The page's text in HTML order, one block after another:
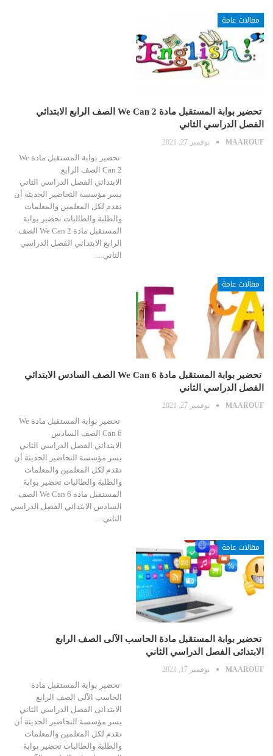
مقالات عامة
تحضير بوابة المستقبل مادة We Can 2 الصف الرابع الابتدائي
الفصل الدراسي الثاني
MAAROUF نوفمبر 27, 2021
تحضير بوابة المستقبل مادة We
Can 2 الصف الرابع
الابتدائي الفصل الدراسي الثاني
يسر مؤسسة التحاضير الحديثة أن
تقدم لكل المعلمين والمعلمات
والطلبة والطالبات تحضير بوابة
المستقبل مادة We Can 2 الصف
الرابع الابتدائي الفصل الدراسي
الثاني…
مقالات عامة
تحضير بوابة المستقبل مادة We Can 6 الصف السادس الابتدائي
الفصل الدراسي الثاني
MAAROUF نوفمبر 27, 2021
تحضير بوابة المستقبل مادة We
Can 6 الصف السادس
الابتدائي الفصل الدراسي الثاني
يسر مؤسسة التحاضير الحديثة أن
تقدم لكل المعلمين والمعلمات
والطلبة والطالبات تحضير بوابة
المستقبل مادة We Can 6 الصف
السادس الابتدائي الفصل الدراسي
الثاني…
مقالات عامة
تحضير بوابة المستقبل مادة الحاسب الآلى الصف الرابع
الابتدائى الفصل الدراسي الثاني
MAAROUF نوفمبر 17, 2021
تحضير بوابة المستقبل مادة
الحاسب الآلى الصف الرابع
الابتدائى الفصل الدراسي الثاني
يسر مؤسسة التحاضير الحديثة أن
تقدم لكل المعلمين والمعلمات
والطلبة والطالبات تحضير بوابة